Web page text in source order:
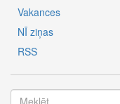
Vakances
NĪ ziņas
RSS